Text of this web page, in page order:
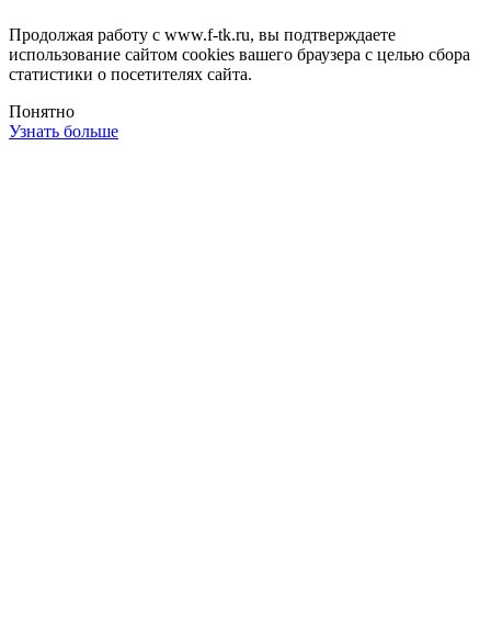
Продолжая работу с www.f-tk.ru, вы подтверждаете
использование сайтом cookies вашего браузера с целью сбора
статистики о посетителях сайта.
Понятно
Узнать больше